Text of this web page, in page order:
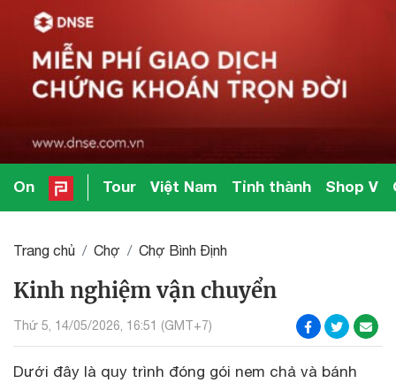
On Tour Việt Nam Tỉnh thành Shop V
Trang chủ Chợ Chợ Bình Định
Kinh nghiệm vận chuyển
Thứ 5, 14/05/2026, 16:51 (GMT+7)
Dưới đây là quy trình đóng gói nem chả và bánh